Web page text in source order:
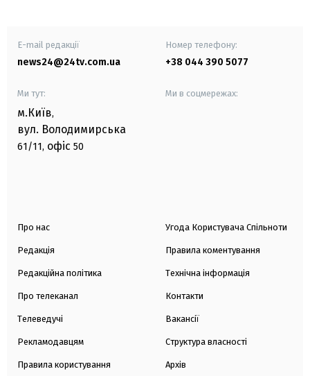
E-mail редакції
news24@24tv.com.ua
Номер телефону:
+38 044 390 5077
Ми тут:
м.Київ,
вул. Володимирська
61/11, офіс 50
Ми в соцмережах:
Про нас
Редакція
Редакційна політика
Про телеканал
Телеведучі
Рекламодавцям
Правила користування
Угода Користувача Спільноти
Правила коментування
Технічна інформація
Контакти
Вакансії
Структура власності
Архів